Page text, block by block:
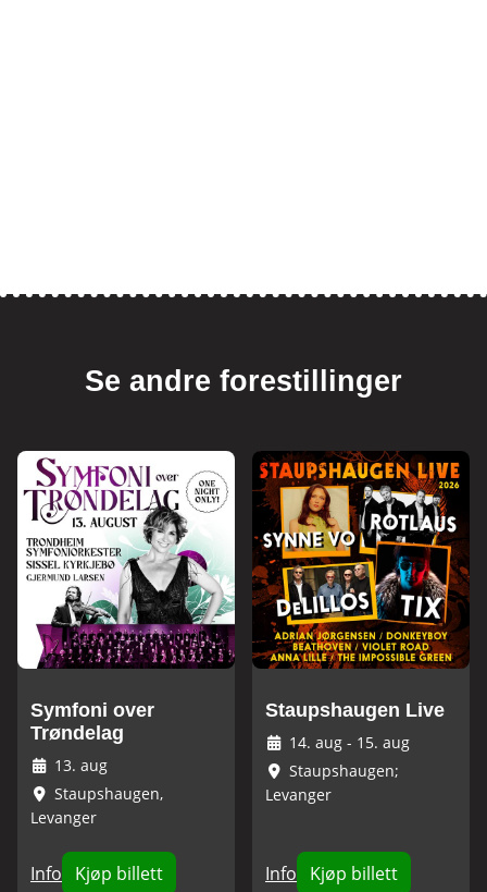
Se andre forestillinger
Symfoni over
Trøndelag
13. aug
Staupshaugen,
Levanger
Info Kjøp billett
Staupshaugen Live
14. aug - 15. aug
Staupshaugen;
Levanger
Info Kjøp billett